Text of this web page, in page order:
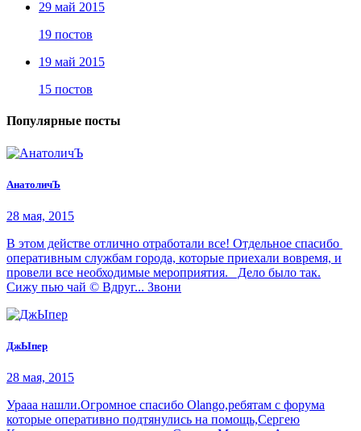
29 май 2015
19 постов
19 май 2015
15 постов
Популярные посты
АнатоличЪ
28 мая, 2015
В этом действе отлично отработали все! Отдельное спасибо
оперативным службам города, которые приехали вовремя, и
провели все необходимые мероприятия. Дело было так.
Сижу пью чай © Вдруг... Звони
ДжЫпер
28 мая, 2015
Урааа нашли.Огромное спасибо Olango,ребятам с форума
которые оперативно подтянулись на помощь,Сергею